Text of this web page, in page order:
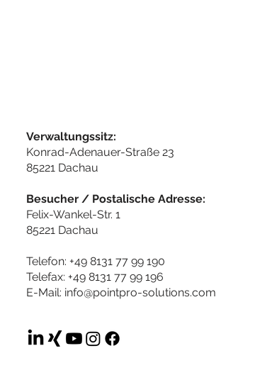
Verwaltungssitz:
Konrad-Adenauer-Straße 23
85221 Dachau
Besucher / Postalische Adresse:
Felix-Wankel-Str. 1
85221 Dachau
Telefon: +49 8131 77 99 190
Telefax: +49 8131 77 99 196
E-Mail: info@pointpro-solutions.com